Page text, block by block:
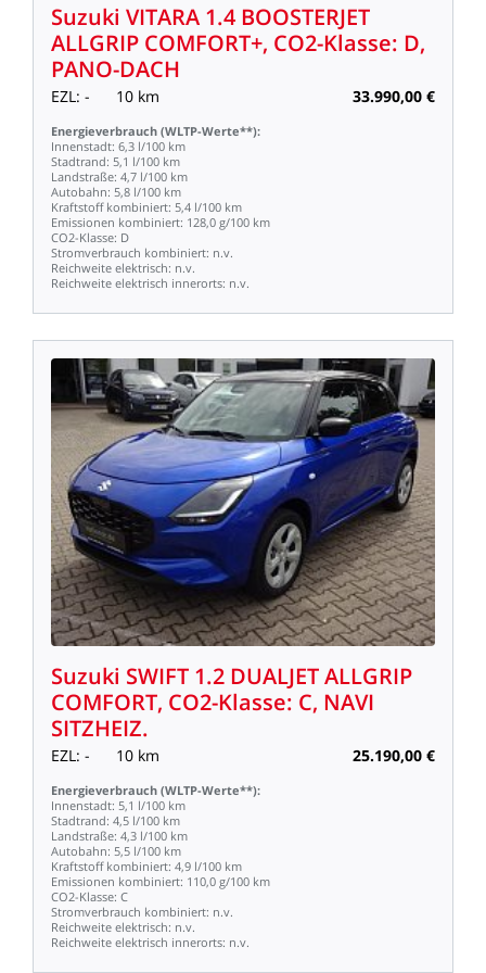
Suzuki VITARA 1.4 BOOSTERJET
ALLGRIP COMFORT+, CO2-Klasse: D,
PANO-DACH
EZL: - 10 km 33.990,00 €
Energieverbrauch (WLTP-Werte**):
Innenstadt: 6,3 l/100 km
Stadtrand: 5,1 l/100 km
Landstraße: 4,7 l/100 km
Autobahn: 5,8 l/100 km
Kraftstoff kombiniert: 5,4 l/100 km
Emissionen kombiniert: 128,0 g/100 km
CO2-Klasse: D
Stromverbrauch kombiniert: n.v.
Reichweite elektrisch: n.v.
Reichweite elektrisch innerorts: n.v.
Suzuki SWIFT 1.2 DUALJETALLGRIP
COMFORT, CO2-Klasse: C, NAVI
SITZHEIZ.
EZL: - 10 km 25.190,00 €
Energieverbrauch (WLTP-Werte**):
Innenstadt: 5,1 l/100 km
Stadtrand: 4,5 l/100 km
Landstraße: 4,3 l/100 km
Autobahn: 5,5 l/100 km
Kraftstoff kombiniert: 4,9 l/100 km
Emissionen kombiniert: 110,0 g/100 km
CO2-Klasse: C
Stromverbrauch kombiniert: n.v.
Reichweite elektrisch: n.v.
Reichweite elektrisch innerorts: n.v.